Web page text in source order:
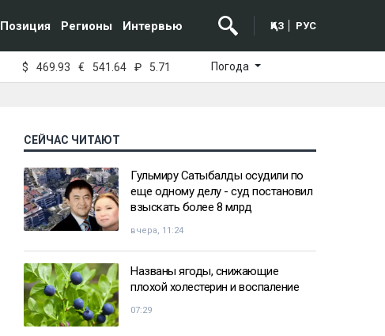
Позиция Регионы Интервью ҚАЗ РУС
$ 469.93 € 541.64 ₽ 5.71 Погода
СЕЙЧАС ЧИТАЮТ
Гульмиру Сатыбалды осудили по
еще одному делу - суд постановил
взыскать более 8 млрд
вчера, 11:24
Названы ягоды, снижающие
плохой холестерин и воспаление
07:29